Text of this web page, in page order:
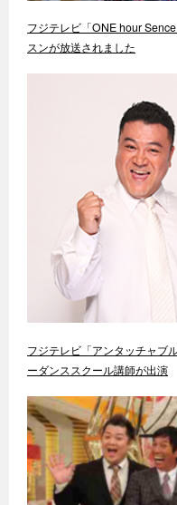
フジテレビ「ONE hour
スンが放送されました
フジテレビ「アンタッチャブ
ーダンススクール講師が出演